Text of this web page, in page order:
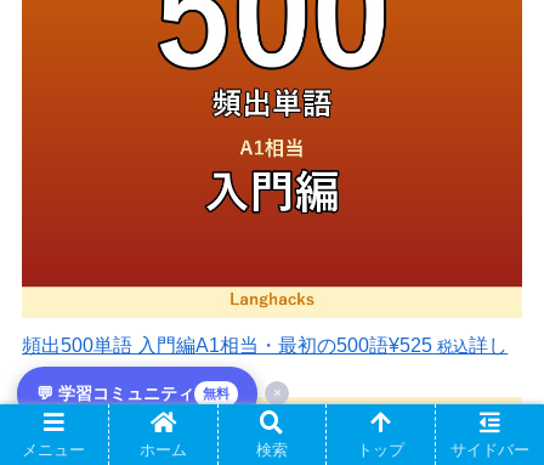
頻出500単語 入門編A1相当・最初の500語¥525 税込詳し
く見る
💬 学習コミュニティ 無料 ×
メニュー ホーム 検索 トップ サイドバー